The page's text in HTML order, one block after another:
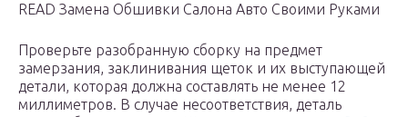
READ Замена Обшивки Салона Авто Своими Руками
Проверьте разобранную сборку на предмет
замерзания, заклинивания щеток и их выступающей
детали, которая должна составлять не менее 12
миллиметров. В случае несоответствия, деталь